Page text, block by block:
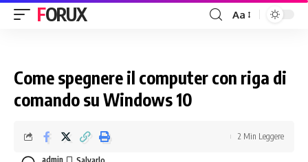
FORUX Aa
Come spegnere il computer con riga di
comando su Windows 10
admin
2 Min Leggere